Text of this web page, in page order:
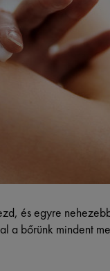
és egyre
a bőrünk mindent